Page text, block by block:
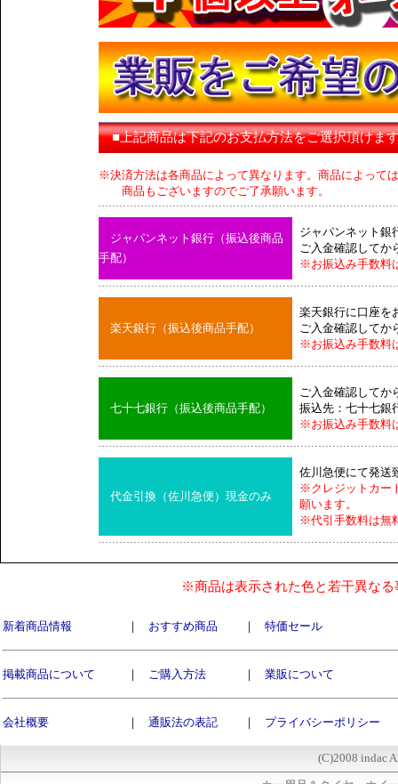
■上記商品は下記のお支払方法をご選択頂けま
※決済方法は各商品によって異なります。商品によって
商品もございますのでご了承願います。
ジャパンネット銀行（振込後商品
手配）
ジャパンネット銀
ご入金確認してか
※お振込み手数料
楽天銀行（振込後商品手配）
楽天銀行に口座を
ご入金確認してか
※お振込み手数料
七十七銀行（振込後商品手配）
ご入金確認してか
振込先：七十七銀
※お振込み手数料
代金引換（佐川急便）現金のみ
佐川急便にて発送
※クレジットカー
願います。
※代引手数料は無
※商品は表示された色と若干異な
新着商品情報 ｜ おすすめ商品 ｜ 特価セール
掲載商品について ｜ ご購入方法 ｜ 業販について
会社概要 ｜ 通販法の表記 ｜ プライバシーポリシー
(C)2008 indac